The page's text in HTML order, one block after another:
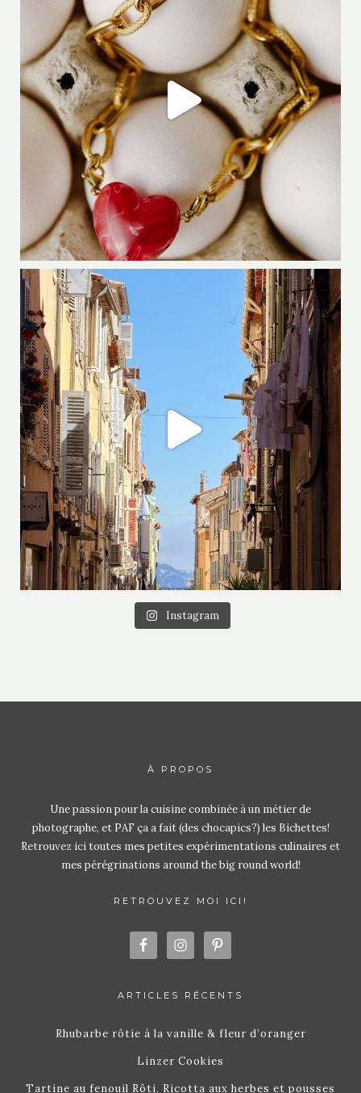
Instagram
À PROPOS
Une passion pour la cuisine combinée à un métier de
photographe, et PAF ça a fait (des chocapics?) les Bichettes!
Retrouvez ici toutes mes petites expérimentations culinaires et
mes pérégrinations around the big round world!
RETROUVEZ MOI ICI!
ARTICLES RÉCENTS
Rhubarbe rôtie à la vanille & fleur d’oranger
Linzer Cookies
Tartine au fenouil Rôti, Ricotta aux herbes et pousses